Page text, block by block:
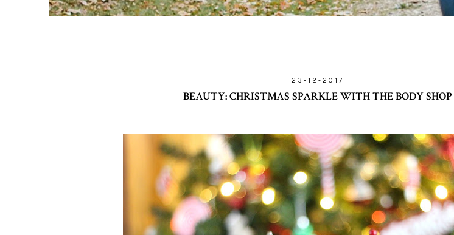
23-12-2017
BEAUTY: CHRISTMAS SPARKLE WITH THE BODY SHOP